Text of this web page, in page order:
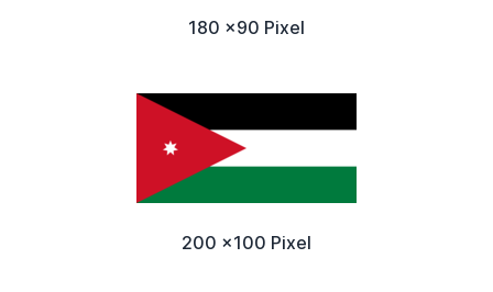
180 x90 Pixel
200 x100 Pixel